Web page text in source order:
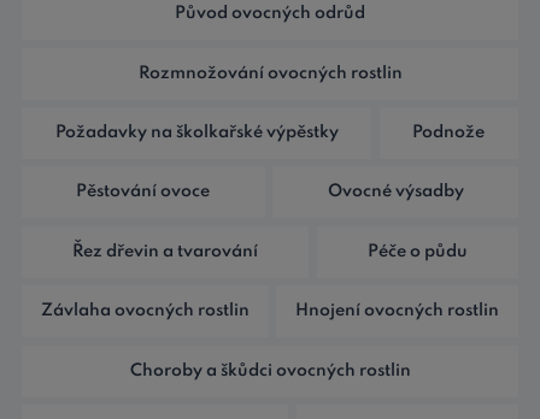
Původ ovocných odrůd
Rozmnožování ovocných rostlin
Požadavky na školkařské výpěstky Podnože
Pěstování ovoce Ovocné výsadby
Řez dřevin a tvarování Péče o půdu
Závlaha ovocných rostlin Hnojení ovocných rostlin
Choroby a škůdci ovocných rostlin